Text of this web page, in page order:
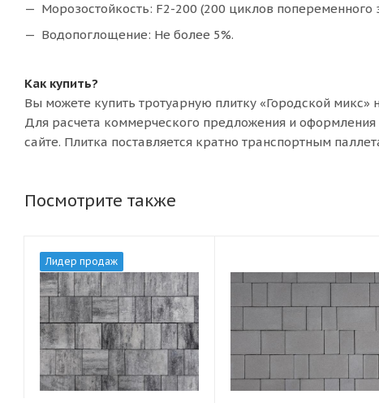
Морозостойкость: F2-200 (200 циклов попеременного
Водопоглощение: Не более 5%.
Как купить?
Вы можете купить тротуарную плитку «Городской
Для расчета коммерческого предложения и
сайте. Плитка поставляется кратно транспортным
Посмотрите также
Лидер продаж